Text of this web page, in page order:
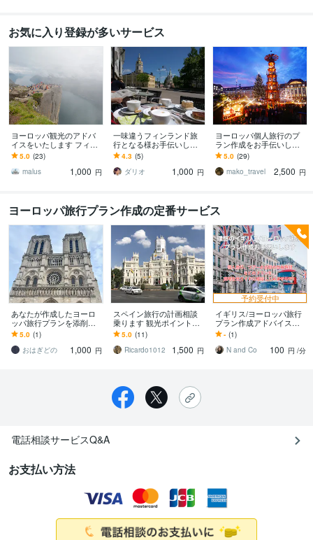
お気に入り登録が多いサービス
ヨーロッパ観光のアドバ
イスをいたします フィン
ランド、ノルウェー、ブ
ルガリア、ベルリンが専
門です。
5.0 (23)
malus
1,000 円
一味違うフィンランド旅
行となる様お手伝いしま
す 観光ツアーに飽きた方
へオススメ‼
4.3 (5)
ダリオ
1,000 円
ヨーロッパ個人旅行のプ
ラン作成をお手伝いしま
す ヨーロッパ旅行をした
い方、初めての海外で勇
気が出ない方へ
5.0 (29)
mako_travel
2,500 円
ヨーロッパ旅行プラン作成の定番サービス
あなたが作成したヨーロ
ッパ旅行プランを添削し
ます 欧州14カ国を旅した
留学経験者が快適な旅行
プランをご提供！
5.0 (1)
おはぎどの
1,000 円
スペイン旅行の計画相談
乗ります 観光ポイント、
日数、持ち物…等々不安
を解消したいあなたへ！
5.0 (11)
Ricardo1012
1,500 円
予約受付中
イギリス/ヨーロッパ旅行
プラン作成アドバイスし
ます イギリス在住者が旅
行プラン作成のお手伝い
をします
- (1)
N and Co
100 円 /分
電話相談サービスQ&A
お支払い方法